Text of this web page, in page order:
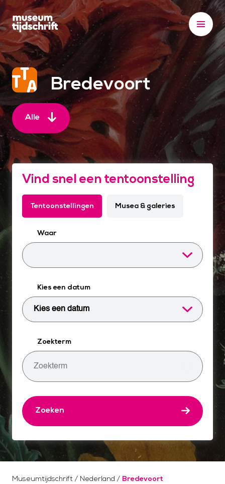
S
k
i
p
t
o
o
n
t
n
t
Bredevoort
Alle
Vind snel een tentoonstelling
Tentoonstellingen Musea & galeries
Waar
Kies een datum
Zoekterm
Zoeken
Museumtijdschrift / Nederland / Bredevoort